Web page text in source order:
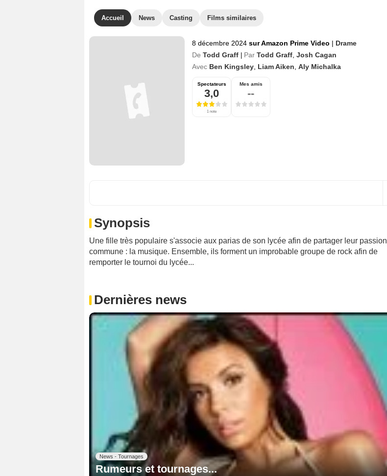
Accueil News Casting Films similaires
8 décembre 2024 sur Amazon Prime Video | Drame
De Todd Graff Par Todd Graff Josh Cagan
Avec Ben Kingsley Liam Aiken Aly Michalka
Spectateurs
3,0
1 note
Mes amis
--
Synopsis
Une fille très populaire s'associe aux parias de son lycée afin de partager leur passion
commune : la musique. Ensemble, ils forment un improbable groupe de rock afin de
remporter le tournoi du lycée...
Dernières news
News - Tournages
Rumeurs et tournages...